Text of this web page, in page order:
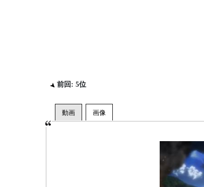
前回: 5位